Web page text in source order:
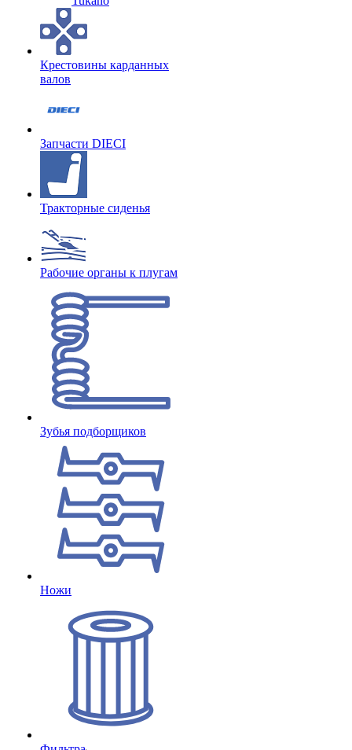
Крестовины карданных
валов
Запчасти DIECI
Тракторные сиденья
Рабочие органы к плугам
Зубья подборщиков
Ножи